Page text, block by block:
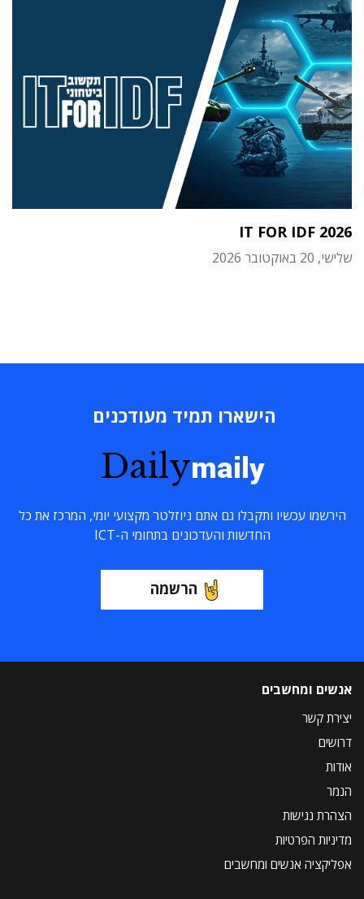
IT FOR IDF 2026
שלישי, 20 באוקטובר 2026
הישארו תמיד מעודכנים
Dailymaily
הירשמו עכשיו ותקבלו גם אתם ניוזלטר מקצועי יומי, המרכז את כל
החדשות והעדכונים בתחומי ה-ICT
הרשמה
אנשים ומחשבים
יצירת קשר
דרושים
אודות
הנמר
הצהרת נגישות
מדיניות הפרטיות
אפליקציה אנשים ומחשבים